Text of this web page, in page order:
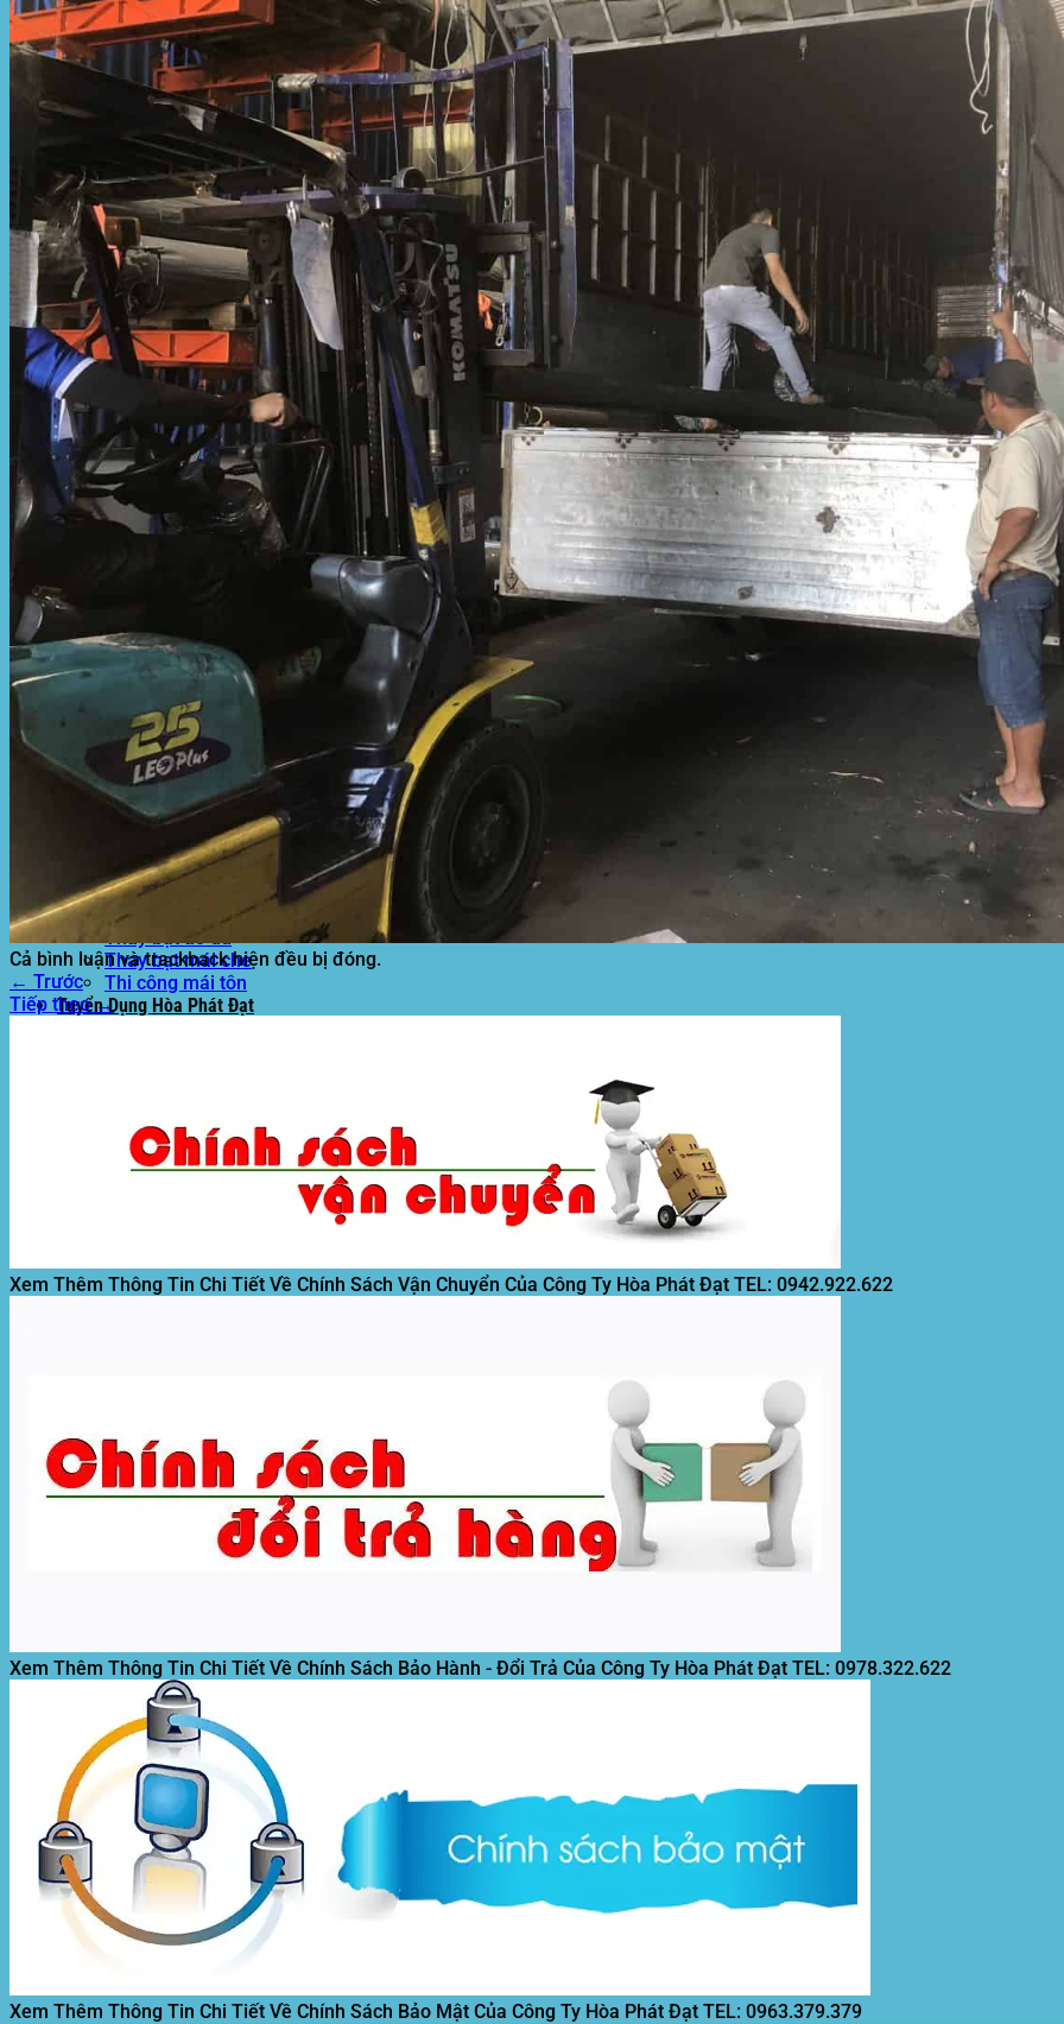
Giới thiệu Hòa Phát Đạt
Sản Phẩm
Sản Phẩm Bạt Che Ngoài Trời
Bạt che nắng mưa
Bạt kéo ngoài trời
Bạt che tự cuốn
Bạt nhựa xanh cam
Bạt sọc 3 màu
Bạt nhựa giá rẻ
Bạt lót ao hồ
Bạt nhựa đen HDPE
Màng chống thấm HDPE
Sản Phẩm Dù Che Ngoài Trời
Dù che nắng
Dù che quán cafe
Dù che sự kiện
Dù lệch tâm
Sản Phẩm Mái Che Di Động
Mái hiên di động
Dự Án Hòa Phát Đạt
Lưới che nắng
Màng phủ nông nghiệp
Bạt Kéo Quán Cafe
Bạt Kéo Sân Trường
Thi Công Mái Xếp Hà Nội
Thi Công Mái Xếp TPHCM
Thi Công Mái Xếp Bình Dương
Thi Công Mái Xếp Biên Hòa
Hoạt động
May bạt mái che
Thi công bạt lót lồ
Thay bạt áo dù
Thay bạt mái che
Thi công mái tôn
Tuyển Dụng Hòa Phát Đạt
Cả bình luận và trackback hiện đều bị đóng.
← Trước
Tiếp theo→
Xem Thêm Thông Tin Chi Tiết Về Chính Sách Vận Chuyển Của Công Ty Hòa Phát Đạt TEL: 0942.922.622
Xem Thêm Thông Tin Chi Tiết Về Chính Sách Bảo Hành - Đổi Trả Của Công Ty Hòa Phát Đạt TEL: 0978.322.622
Xem Thêm Thông Tin Chi Tiết Về Chính Sách Bảo Mật Của Công Ty Hòa Phát Đạt TEL: 0963.379.379